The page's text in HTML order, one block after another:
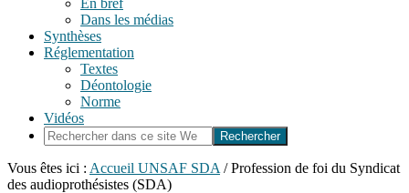
Dans les médias
Synthèses
Réglementation
Textes
Déontologie
Norme
Vidéos
Rechercher
dans
ce
site
Vous êtes ici : Accueil UNSAF SDA /Profession de foi du Syndicat
des audioprothésistes (SDA)